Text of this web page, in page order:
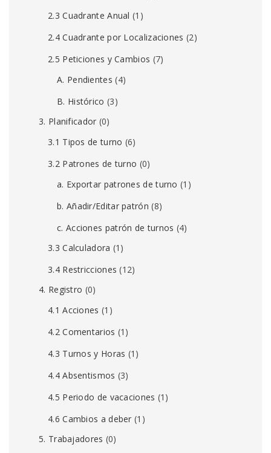
2.3 Cuadrante Anual (1)
2.4 Cuadrante por Localizaciones (2)
2.5 Peticiones y Cambios (7)
A. Pendientes (4)
B. Histórico (3)
3. Planificador (0)
3.1 Tipos de turno (6)
3.2 Patrones de turno (0)
a. Exportar patrones de turno (1)
b. Añadir/Editar patrón (8)
c. Acciones patrón de turnos (4)
3.3 Calculadora (1)
3.4 Restricciones (12)
4. Registro (0)
4.1 Acciones (1)
4.2 Comentarios (1)
4.3 Turnos y Horas (1)
4.4 Absentismos (3)
4.5 Periodo de vacaciones (1)
4.6 Cambios a deber (1)
5. Trabajadores (0)